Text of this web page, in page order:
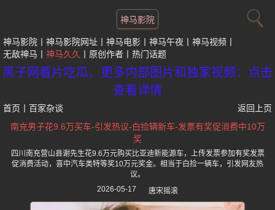
神马影院
神马影院 神马影院网址 神马电影 神马午夜
神马视频
无敌神马
神马久久 原创作者 热门话题
黑子网看片吃瓜，更多内部图片和独家视频：点击
查看详情
首页 百家杂谈
返回上页
南充男子花9.6万买车-引发热议-白捡辆新车-发票有奖促消费中10万
奖
四川南充营山县谢先生花9.6万元购买比亚迪新能源车，上传发票参加有奖发票
促消费活动，喜中汽车类特等奖10万元奖金。相当于白捡一辆车，引发网友热
议。
2026-05-17
唐宋摇滚